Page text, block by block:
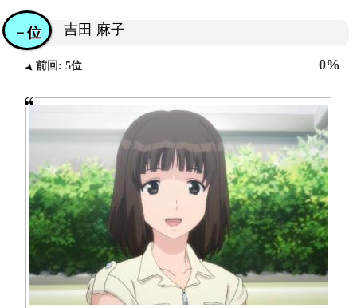
吉田 麻子
－位
前回: 5位 0%